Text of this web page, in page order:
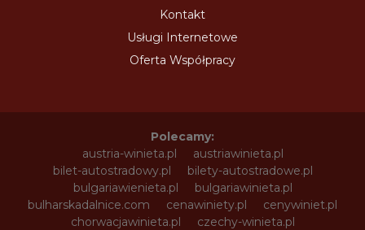
Kontakt
Usługi Internetowe
Oferta Współpracy
Polecamy:
austria-winieta.pl
austriawinieta.pl
bilet-autostradowy.pl
bilety-autostradowe.pl
bulgariawienieta.pl
bulgariawinieta.pl
bulharskadalnice.com
cenawiniety.pl
cenywiniet.pl
chorwacjawinieta.pl
czechy-winieta.pl